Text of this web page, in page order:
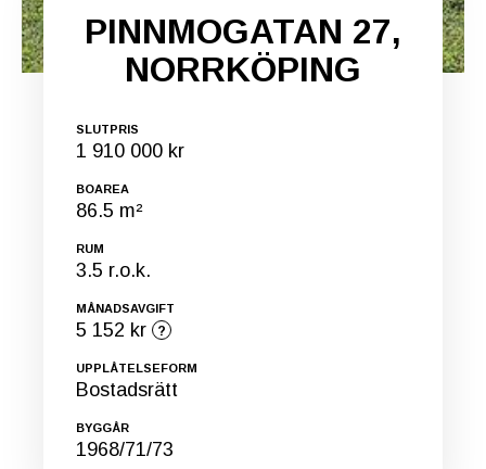
PINNMOGATAN 27,
NORRKÖPING
SLUTPRIS
1 910 000 kr
BOAREA
86.5 m²
RUM
3.5 r.o.k.
MÅNADSAVGIFT
5 152 kr
UPPLÅTELSEFORM
Bostadsrätt
BYGGÅR
1968/71/73